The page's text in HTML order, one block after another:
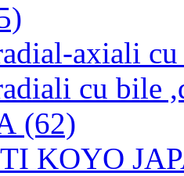
axiali
cu bile
(62)
KOYO